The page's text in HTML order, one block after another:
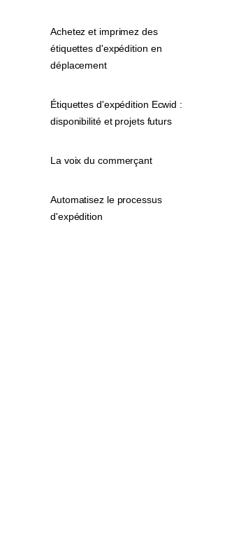
Achetez et imprimez des
étiquettes d'expédition en
déplacement
Étiquettes d'expédition Ecwid :
disponibilité et projets futurs
La voix du commerçant
Automatisez le processus
d'expédition